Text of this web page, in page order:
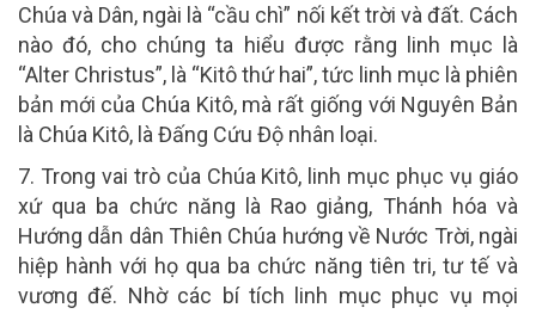
Chúa và Dân, ngài là “cầu chì” nối kết trời và đất. Cách
nào đó, cho chúng ta hiểu được rằng linh mục là
“Alter Christus”, là “Kitô thứ hai”, tức linh mục là phiên
bản mới của Chúa Kitô, mà rất giống với Nguyên Bản
là Chúa Kitô, là Đấng Cứu Độ nhân loại.
7. Trong vai trò của Chúa Kitô, linh mục phục vụ giáo
xứ qua ba chức năng là Rao giảng, Thánh hóa và
Hướng dẫn dân Thiên Chúa hướng về Nước Trời, ngài
hiệp hành với họ qua ba chức năng tiên tri, tư tế và
vương đế. Nhờ các bí tích linh mục phục vụ mọi